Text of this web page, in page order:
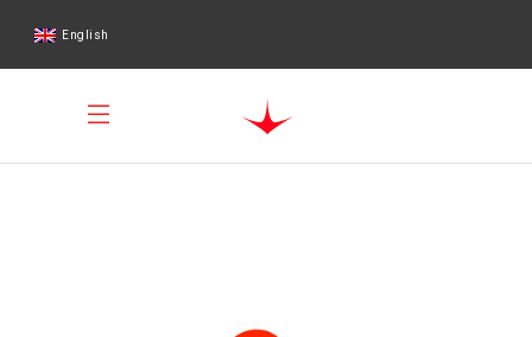
English